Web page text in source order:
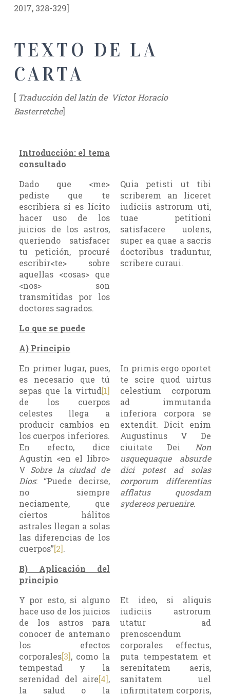
2017, 328-329]
TEXTO DE LA
CARTA
[ Traducción del latínde Víctor Horacio
Basterretche]
Introducción: el tema
consultado
Dado que <me>
pediste que te
escribiera si es lícito
hacer uso de los
juicios de los astros,
queriendo satisfacer
tu petición, procuré
escribir<te> sobre
aquellas <cosas> que
<nos> son
transmitidas por los
doctores sagrados.
Quia petisti ut tibi
scriberem an liceret
iudiciis astrorum uti,
tuae petitioni
satisfacere uolens,
super ea quae a sacris
doctoribus traduntur,
scribere curaui.
Lo que se puede
A) Principio
En primer lugar, pues,
es necesario que tú
sepas que la virtud[1]
de los cuerpos
celestes llega a
producir cambios en
los cuerpos inferiores.
En efecto, dice
Agustín <en el libro>
V Sobre la ciudad de
Dios: “Puede decirse,
no siempre
neciamente, que
ciertos hálitos
astrales llegan a solas
las diferencias de los
cuerpos”[2].
In primis ergo oportet
te scire quod uirtus
celestium corporum
ad immutanda
inferiora corpora se
extendit. Dicit enim
Augustinus V De
ciuitate Dei
Non
usquequaque absurde
dici potest ad solas
corporum differentias
afflatus quosdam
sydereos peruenire.
B) Aplicación del
principio
Y por esto, si alguno
hace uso de los juicios
de los astros para
conocer de antemano
los efectos
corporales[3], como la
tempestad y la
serenidad del aire[4],
la salud o la
Et ideo, si aliquis
iudiciis astrorum
utatur ad
prenoscendum
corporales effectus,
puta tempestatem et
serenitatem aeris,
sanitatem uel
infirmitatem corporis,